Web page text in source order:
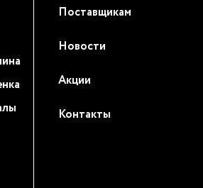
Поставщикам
Новости
Акции
Контакты